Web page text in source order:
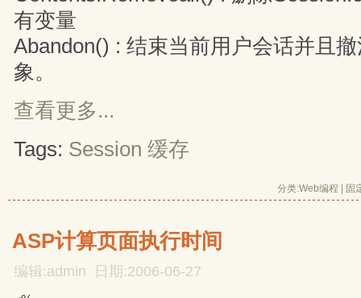
有变量
Abandon() : 结束当前用户会话并且
象。
查看更多...
Tags: Session 缓存
分类:Web编程 固
ASP计算页面执行时间
编辑:admin 日期:2006-06-27